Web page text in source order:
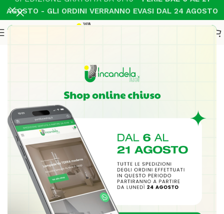
AGOSTO - GLI ORDINI VERRANNO EVASI DAL 24 AGOSTO